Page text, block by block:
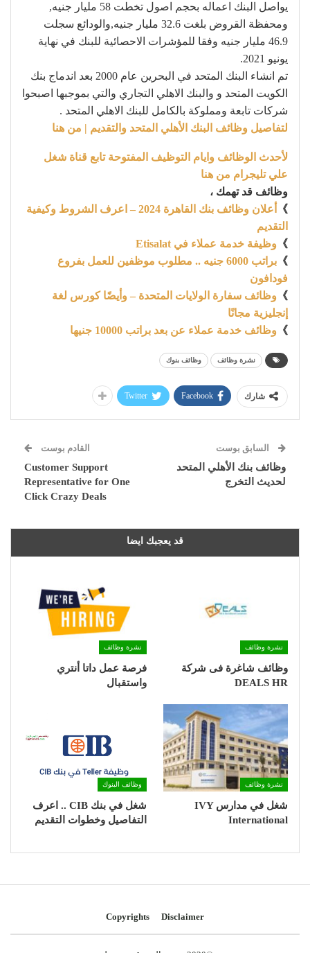
يواصل البنك اعماله بحجم اصول تخطت 58 مليار جنيه,
ومحفظة القروض بلغت 32.6 مليار جنيه,والودائع سجلت
46.9 مليار جنيه وفقا للمؤشرات الاحصائية للبنك في نهاية
يونيو 2021.
تم انشاء البنك المتحد في البحرين عام 2000 بعد اندماج بنك
الكويت المتحد و والبنك الاهلي التجاري والتي بموجبها اصبحوا
شركات تابعة ومملوكة بالكامل للبنك الاهلي المتحد .
لتفاصيل وظائف البنك الأهلي المتحد والتقديم | من هنا
لأحدث الوظائف وايام التوظيف المفتوحة تابع قناة شغل
علي تليجرام من هنا
وظائف قد تهمك ،
》
أعلان وظائف بنك القاهرة 2024 – اعرف الشروط وكيفية
التقديم
》 وظيفة خدمة عملاء في Etisalat
》
براتب 6000 جنيه .. مطلوب موظفين للعمل بفروع
فودافون
》 وظائف سفارة الولايات المتحدة – وأيضًا كورس لغة
إنجليزية مجانًا
》 وظائف خدمة عملاء عن بعد براتب 10000 جنيها
نشرة وظائف وظائف بنوك
شارك Facebook
Twitter
السابق بوست
وظائف بنك الأهلي المتحد
لحديث التخرج
القادم بوست
Customer Support
Representative for One
Click Crazy Deals
قد يعجبك ايضا
نشرة وظائف
وظائف شاغرة فى شركة
DEALS HR
نشرة وظائف
فرصة عمل داتا أنتري
واستقبال
نشرة وظائف
شغل في مدارس IVY
International
وظائف البنوك
شغل في بنك CIB .. اعرف
التفاصيل وخطوات التقديم
Disclaimer
Copyrights